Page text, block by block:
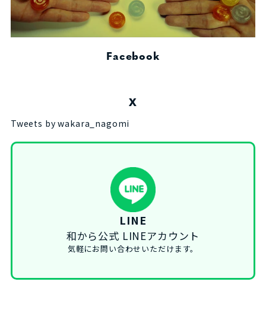
Facebook
X
Tweets by wakara_nagomi
LINE
和から公式 LINEアカウント
気軽にお問い合わせいただけます。